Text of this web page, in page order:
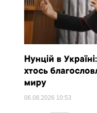
Нунцій в
хтось
миру
06.08.2026 10:53